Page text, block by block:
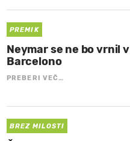
PREMIK
Neymar se ne bo vrnil v
Barcelono
PREBERI VEČ…
BREZ MILOSTI